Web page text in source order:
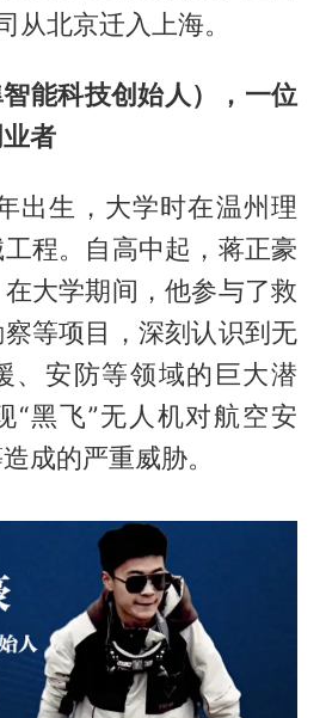
从北京迁入上海。
能科技创始人），一位
者
出生，大学时在温州理
程。自高中起，蒋正豪
大学期间，他参与了救
等项目，深刻认识到无
、安防等领域的巨大潜
“黑飞”无人机对航空安
成的严重威胁。